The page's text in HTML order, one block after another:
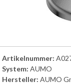
Artikelnummer:
System: AUMO
Hersteller: AUMO